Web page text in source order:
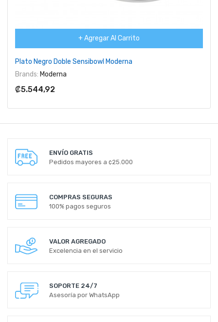
+ Agregar Al Carrito
Plato Negro Doble Sensibowl Moderna
Brands: Moderna
₡5.544,92
ENVÍO GRATIS
Pedidos mayores a ¢25.000
COMPRAS SEGURAS
100% pagos seguros
VALOR AGREGADO
Excelencia en el servicio
SOPORTE 24/7
Asesoría por WhatsApp